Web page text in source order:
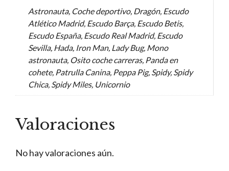
Astronauta, Coche deportivo, Dragón, Escudo
Atlético Madrid, Escudo Barça, Escudo Betis,
Escudo España, Escudo Real Madrid, Escudo
Sevilla, Hada, Iron Man, Lady Bug, Mono
astronauta, Osito coche carreras, Panda en
cohete, Patrulla Canina, Peppa Pig, Spidy, Spidy
Chica, Spidy Miles, Unicornio
Valoraciones
No hay valoraciones aún.